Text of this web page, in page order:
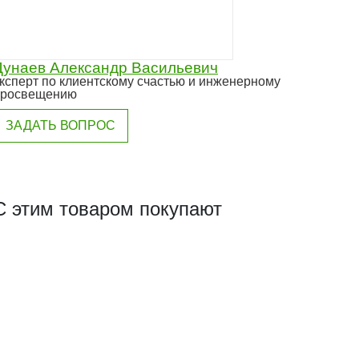
Александр Васильевич
по клиентскому счастью и инженерному
ЗАДАТЬ ВОПРОС